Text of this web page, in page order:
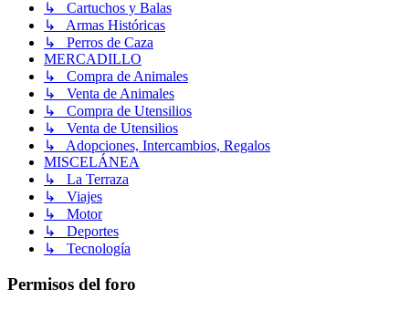
↳ Cartuchos y Balas
↳ Armas Históricas
↳ Perros de Caza
MERCADILLO
↳ Compra de Animales
↳ Venta de Animales
↳ Compra de Utensilios
↳ Venta de Utensilios
↳ Adopciones, Intercambios, Regalos
MISCELÁNEA
↳ La Terraza
↳ Viajes
↳ Motor
↳ Deportes
↳ Tecnología
Permisos del foro